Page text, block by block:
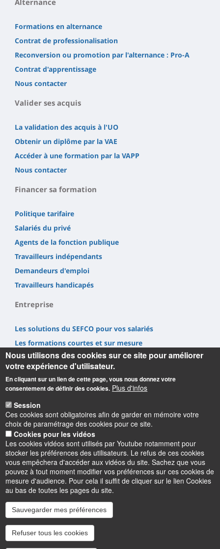
Alternance
Formations en alternance
Contrat de professionalisation
Reconversion ou promotion par l'alternance : Pro-A
Contrat d'apprentissage
Nous contacter
Valider ses acquis
La validation des acquis à l'UO
Obtenir un diplôme par la VAE
Accéder à une formation par la VAPP
Nous contacter
Financer sa formation
Politique tarifaire
Salariés du privé
Agents de la fonction publique
Travailleurs indépendants
Demandeurs d'emploi
Travailleurs handicapés
Entreprise
Les solutions du SEFCO pour vos salariés
Les formations courtes et sur mesure
Nous soutenir via la Taxe d'Apprentissage
Recruter un alternant
Nous contacter
Informations
InstagramLinkedInYoutube
Accessibilité : partiellement conforme
Nous utilisons des cookies sur ce site pour améliorer
votre expérience d'utilisateur.
En cliquant sur un lien de cette page, vous nous donnez votre
consentement de définir des cookies. Plus d'infos
Session
Ces cookies sont obligatoires afin de garder en mémoire votre
choix de paramétrage des cookies pour ce site.
Cookies pour les vidéos
Les cookies vidéos sont utilisés par Youtube notamment pour
stocker les préférences des utilisateurs. Le refus de ces cookies
vous empêchera d'accéder aux vidéos du site. Sachez que vous
pouvez à tout moment modifier vos préférences sur ces cookies de
mesure d'audience. Pour cela il suffit de cliquer sur le lien Cookies
au bas de toutes les pages du site.
Sauvegarder mes préférences
Refuser tous les cookies